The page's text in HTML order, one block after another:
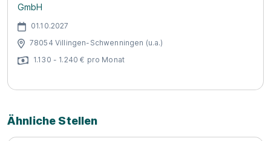
GmbH
01.10.2027
78054 Villingen-Schwenningen (u.a.)
1.130 - 1.240 € pro Monat
Ähnliche Stellen